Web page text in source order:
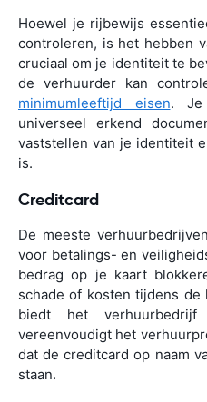
Hoewel je rijbewijs
controleren, is het hebben
cruciaal om je identiteit te
de verhuurder kan
minimumleeftijd eisen. Je
universeel erkend
vaststellen van je identiteit
is.
Creditcard
De meeste
voor betalings- en
bedrag op je kaart
schade of kosten tijdens de
biedt het
vereenvoudigt het
dat de creditcard op naam
staan.